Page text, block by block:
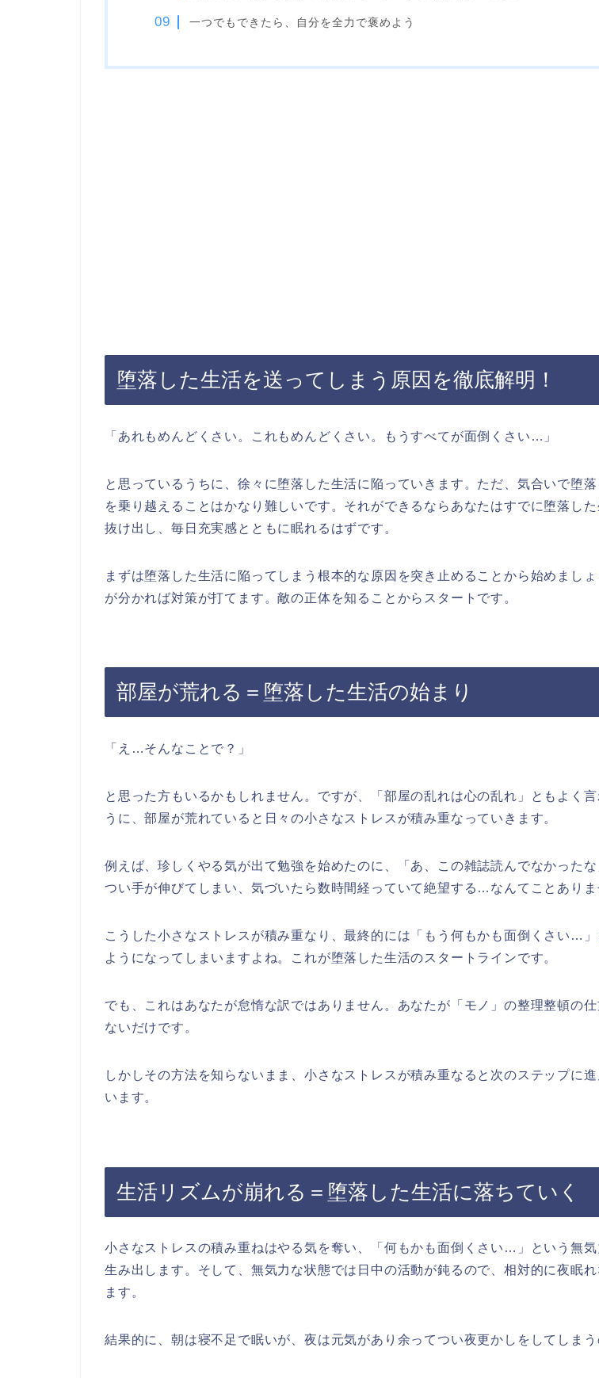
一つでもできたら、自分を全力で褒めよう
堕落した生活を送ってしまう原因を徹底解明！
「あれもめんどくさい。これもめんどくさい。もうすべてが面倒くさい…」
と思っているうちに、徐々に堕落した生活に陥っていきます。ただ、気合いで堕
を乗り越えることはかなり難しいです。それができるならあなたはすでに堕落した
抜け出し、毎日充実感とともに眠れるはずです。
まずは堕落した生活に陥ってしまう根本的な原因を突き止めることから始めましょ
が分かれば対策が打てます。敵の正体を知ることからスタートです。
部屋が荒れる＝堕落した生活の始まり
「え…そんなことで？」
と思った方もいるかもしれません。ですが、「部屋の乱れは心の乱れ」ともよく言
うに、部屋が荒れていると日々の小さなストレスが積み重なっていきます。
例えば、珍しくやる気が出て勉強を始めたのに、「あ、この雑誌読んでなかった
つい手が伸びてしまい、気づいたら数時間経っていて絶望する…なんてことありま
こうした小さなストレスが積み重なり、最終的には「もう何もかも面倒くさい…」
ようになってしまいますよね。これが堕落した生活のスタートラインです。
でも、これはあなたが怠惰な訳ではありません。 あなたが「モノ」の整理整頓の仕
ないだけです。
しかしその方法を知らないまま、小さなストレスが積み重なると次のステップに進
います。
生活リズムが崩れる＝堕落した生活に落ちていく
小さなストレスの積み重ねはやる気を奪い、「何もかも面倒くさい…」という無気
生み出します。そして、無気力な状態では日中の活動が鈍るので、相対的に夜眠れ
ます。
結果的に、朝は寝不足で眠いが、夜は元気があり余ってつい夜更かしをしてしまう